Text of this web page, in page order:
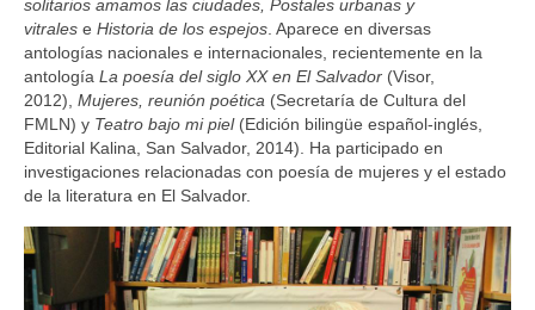
solitarios amamos las ciudades, Postales urbanas y
vitrales e Historia de los espejos. Aparece en diversas
antologías nacionales e internacionales, recientemente en la
antología La poesía del siglo XX en El Salvador (Visor,
2012), Mujeres, reunión poética (Secretaría de Cultura del
FMLN) y Teatro bajo mi piel(Edición bilingüe español-inglés,
Editorial Kalina, San Salvador, 2014). Ha participado en
investigaciones relacionadas con poesía de mujeres y el estado
de la literatura en El Salvador.